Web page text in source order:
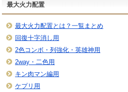
最大火力配置
最大火力配置とは？一覧まとめ
回復十字消し用
2色コンボ・列強化・英雄神用
2way・二色用
キン肉マン編用
ケプリ用